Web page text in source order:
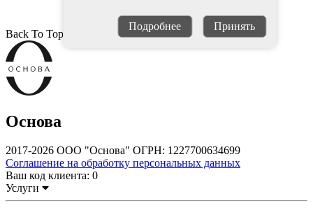
Back To Top
Основа
2017-2026 ООО "Основа" ОГРН: 1227700634699
Соглашение на обработку персональных данных
Ваш код клиента: 0
Услуги
Подробнее Принять